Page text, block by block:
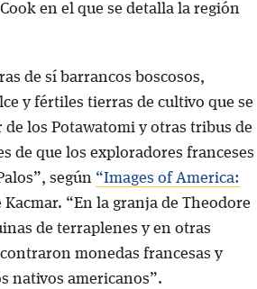
en el que se detalla la región
de sí barrancos boscosos,
y fértiles tierras de cultivo que se
los Potawatomi y otras tribus de
de que los exploradores franceses
según “Images of America:
Kacmar. “En la granja de Theodore
de terraplenes y en otras
monedas francesas y
nativos americanos”.